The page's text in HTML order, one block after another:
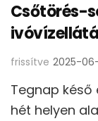
Csőtörés-
frissítve 2025-
Tegnap
hét helyen